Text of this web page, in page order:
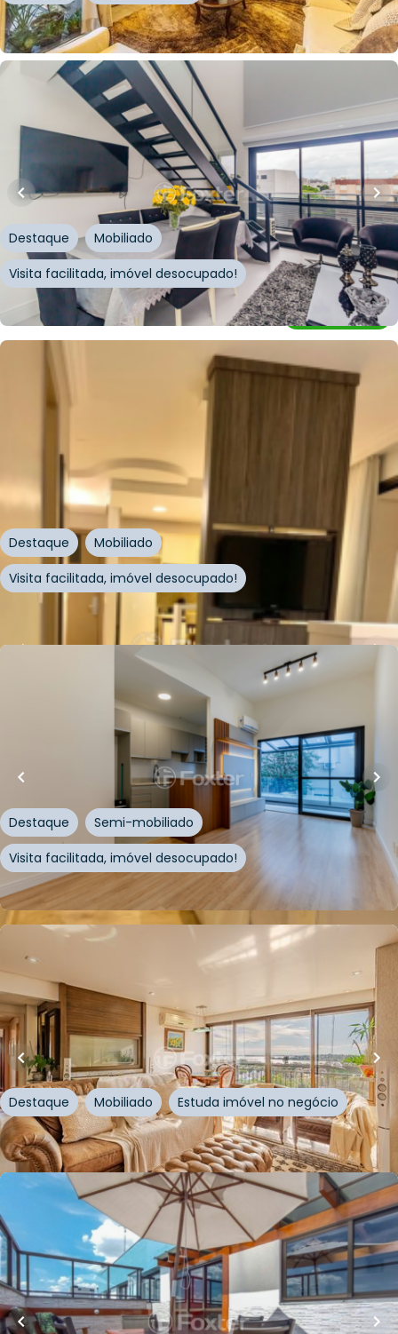
Whatsapp
Cód.222144
589.900,00
546.000,00
58m²•1quarto•2banheiros •1 vaga
Apartamento • Edifício Freitas 300
Rua Professor Freitas e Castro,Azenha,Porto Alegre
Destaque
Mobiliado
Visita facilitada, imóvel desocupado!
Whatsapp
Cód.215381
720.000,00
595.000,00
Apartamento • Il Giardino
Rua Jardim Cristofel,Moinhos de Vento Porto Alegre
Destaque
Mobiliado
Visita facilitada, imóvel desocupado!
Whatsapp
712.500,00
1banheiro 1vaga
Apartamento Garden • Garden Home Resort
Avenida Otto Niemeyer,Tristeza, Porto Alegre
Destaque
Semi-mobiliado
Visita facilitada, imóvel desocupado!
Whatsapp
Cód. 930521
R$
R$
94m²• quartos•2
vagas
Apartamento • Victoria Garden
Rua Doutor Mário Totta,Tristeza,Porto Alegre
Destaque Mobiliado Estuda imóvel no negócio
Whatsapp
Cód.883575
1.790.000,00
1.611.000,00
10 % OFF
259m²•3quartos•3banheiros •2
vagas
Cobertura • Boulevar Duvalier
Travessa Jaguarão,São João,Porto Alegre